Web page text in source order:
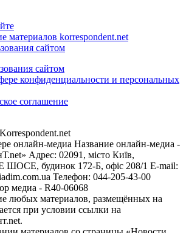
материалов korrespondent.net
сайтом
сайтом
конфиденциальности и персональных
соглашение
онлайн-медиа Название онлайн-медиа -
Адрес: 02091, місто Київ,
будинок 172-Б, офіс 208/1 E-mail:
Телефон: 044-205-43-00
медиа - R40-06068
любых материалов, размещённых на
при условии ссылки на